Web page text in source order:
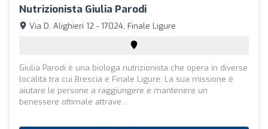
Nutrizionista Giulia Parodi
Via D. Alighieri 12 - 17024, Finale Ligure
Giulia Parodi è una biologa nutrizionista che opera in diverse
località tra cui Brescia e Finale Ligure. La sua missione è
aiutare le persone a raggiungere e mantenere un
benessere ottimale attrave...